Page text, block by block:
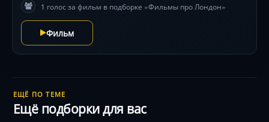
1 голос за фильм в подборке «Фильмы про Лондон»
Фильм
ЕЩЁ ПО ТЕМЕ
Ещё подборки для вас